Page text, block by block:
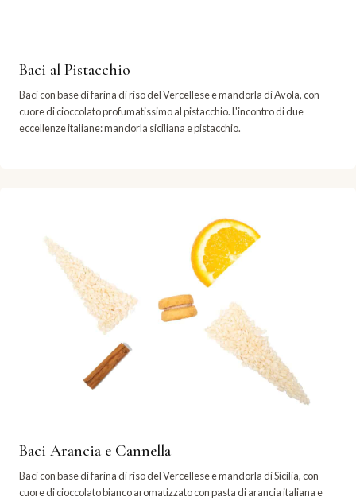
Baci al Pistacchio
Baci con base di farina di riso del Vercellese e mandorla di Avola, con
cuore di cioccolato profumatissimo al pistacchio. L'incontro di due
eccellenze italiane: mandorla siciliana e pistacchio.
Baci Arancia e Cannella
Baci con base di farina di riso del Vercellese e mandorla di Sicilia, con
cuore di cioccolato bianco aromatizzato con pasta di arancia italiana e